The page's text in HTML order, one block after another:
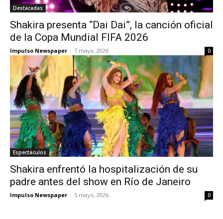
Destacadas
Shakira presenta “Dai Dai”, la canción oficial
de la Copa Mundial FIFA 2026
Impulso Newspaper - 7 mayo, 2026 0
Espectáculos
Shakira enfrentó la hospitalización de su
padre antes del show en Río de Janeiro
Impulso Newspaper - 5 mayo, 2026 0